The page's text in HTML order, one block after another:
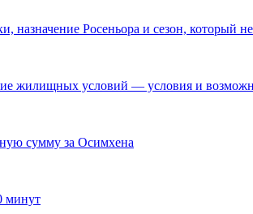
назначение Росеньора и сезон, который
жилищных условий — условия и
сумму за Осимхена
минут